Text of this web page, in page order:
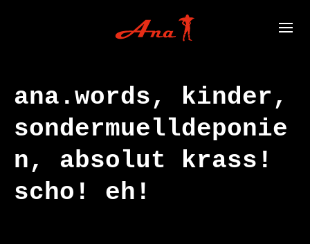
ana.words, kinder,
sondermuelldeponie
n, absolut krass!
scho! eh!